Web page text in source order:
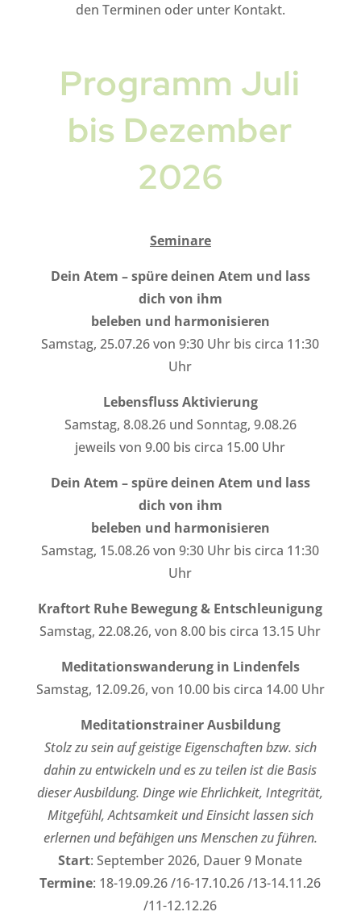
den Terminen oder unter Kontakt.
Programm Juli
bis Dezember
2026
Seminare
Dein Atem – spüre deinen Atem und lass
dich von ihm
beleben und harmonisieren
Samstag, 25.07.26 von 9:30 Uhr bis circa 11:30
Uhr
Lebensfluss Aktivierung
Samstag, 8.08.26 und Sonntag, 9.08.26
jeweils von 9.00 bis circa 15.00 Uhr
Dein Atem – spüre deinen Atem und lass
dich von ihm
beleben und harmonisieren
Samstag, 15.08.26 von 9:30 Uhr bis circa 11:30
Uhr
Kraftort Ruhe Bewegung & Entschleunigung
Samstag, 22.08.26, von 8.00 bis circa 13.15 Uhr
Meditationswanderung in Lindenfels
Samstag, 12.09.26, von 10.00 bis circa 14.00 Uhr
Meditationstrainer Ausbildung
Stolz zu sein auf geistige Eigenschaften bzw. sich
dahin zu entwickeln und es zu teilen ist die Basis
dieser Ausbildung. Dinge wie Ehrlichkeit, Integrität,
Mitgefühl, Achtsamkeit und Einsicht lassen sich
erlernen und befähigen uns Menschen zu führen.
Start: September 2026, Dauer 9 Monate
Termine: 18-19.09.26 /16-17.10.26 /13-14.11.26
/11-12.12.26